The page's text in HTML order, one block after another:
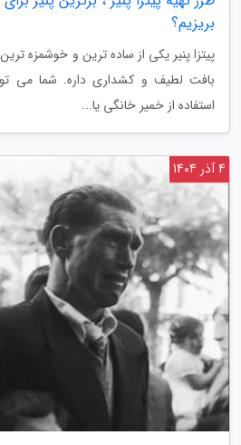
بریزیم؟
پیتزا پنیر یکی از ساده ترین و خوشمزه
بافت لطیف و کشداری داره. شما می
استفاده از خمیر خانگی یا...
4 آذر 1404